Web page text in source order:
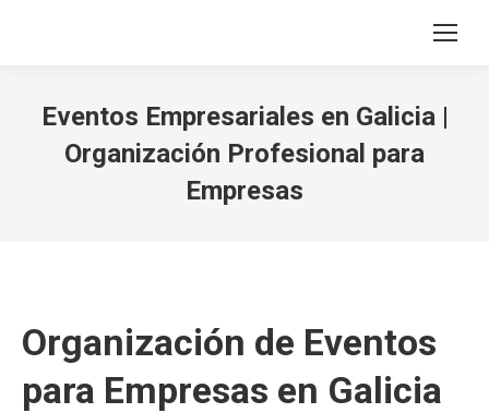
Search:
Eventos Empresariales en Galicia |
Organización Profesional para
Empresas
Organización de Eventos
para Empresas en Galicia